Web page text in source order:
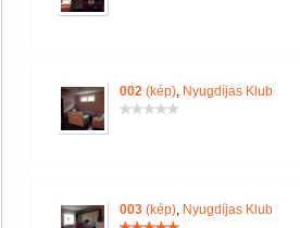
002 (kép), Nyugdíjas Klub
003 (kép), Nyugdíjas Klub